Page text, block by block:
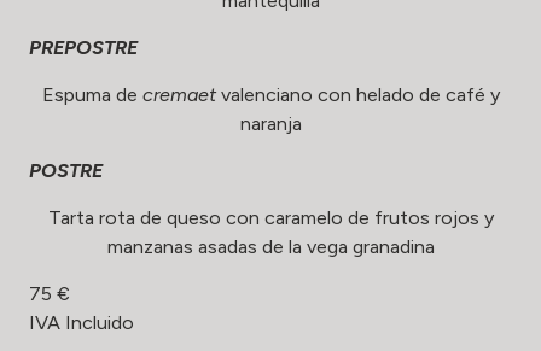
PREPOSTRE
Espuma de cremaetvalenciano con helado de café y
naranja
POSTRE
Tarta rota de queso con caramelo de frutos rojos y
manzanas asadas de la vega granadina
75 €
IVA Incluido